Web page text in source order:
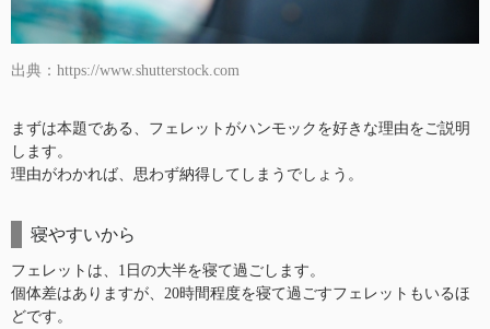
出典：https://www.shutterstock.com
まずは本題である、フェレットがハンモックを好きな理由をご説明
します。
理由がわかれば、思わず納得してしまうでしょう。
寝やすいから
フェレットは、1日の大半を寝て過ごします。
個体差はありますが、20時間程度を寝て過ごすフェレットもいるほ
どです。